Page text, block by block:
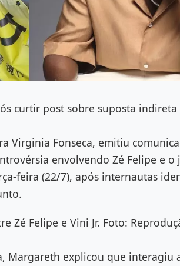
curtir post sobre suposta
Virginia Fonseca, emitiu
envolvendo Zé Felipe e o
feira (22/7), após internautas
Zé Felipe e Vini Jr. Foto:
Margareth explicou que interagiu